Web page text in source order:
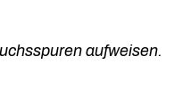
aufweisen.